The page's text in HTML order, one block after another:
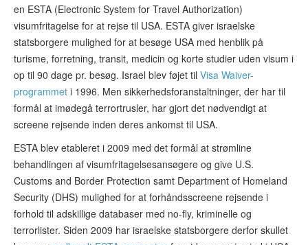
en ESTA (Electronic System for Travel Authorization)
visumfritagelse for at rejse til USA. ESTA giver israelske
statsborgere mulighed for at besøge USA med henblik på
turisme, forretning, transit, medicin og korte studier uden visum i
op til 90 dage pr. besøg. Israel blev føjet til Visa Waiver-
programmet i 1996. Men sikkerhedsforanstaltninger, der har til
formål at imødegå terrortrusler, har gjort det nødvendigt at
screene rejsende inden deres ankomst til USA.
ESTA blev etableret i 2009 med det formål at strømline
behandlingen af visumfritagelsesansøgere og give U.S.
Customs and Border Protection samt Department of Homeland
Security (DHS) mulighed for at forhåndsscreene rejsende i
forhold til adskillige databaser med no-fly, kriminelle og
terrorlister. Siden 2009 har israelske statsborgere derfor skullet